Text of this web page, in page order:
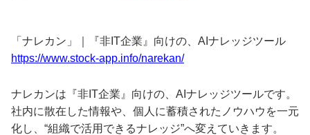
「ナレカン」｜『非IT企業』向けの、AIナレッジツール
https://www.stock-app.info/narekan/
ナレカンは『非IT企業』向けの、AIナレッジツールです。
社内に散在した情報や、個人に蓄積されたノウハウを一元
化し、“組織で活用できるナレッジ”へ変えていきます。